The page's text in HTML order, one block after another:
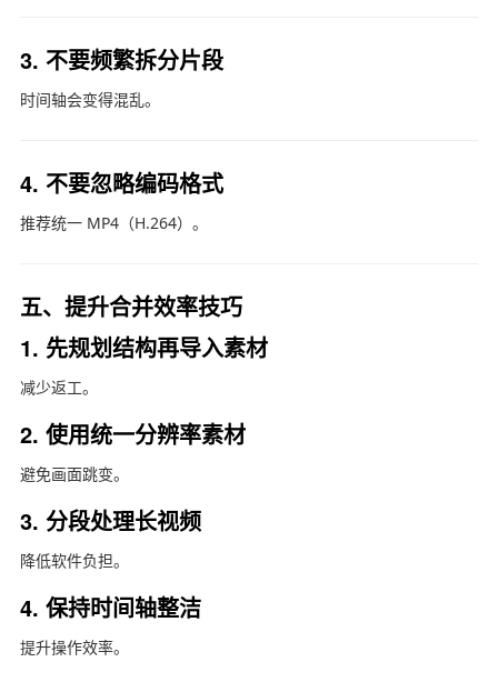
3. 不要频繁拆分片段
时间轴会变得混乱。
4. 不要忽略编码格式
推荐统一 MP4（H.264）。
五、提升合并效率技巧
1. 先规划结构再导入素材
减少返工。
2. 使用统一分辨率素材
避免画面跳变。
3. 分段处理长视频
降低软件负担。
4. 保持时间轴整洁
提升操作效率。